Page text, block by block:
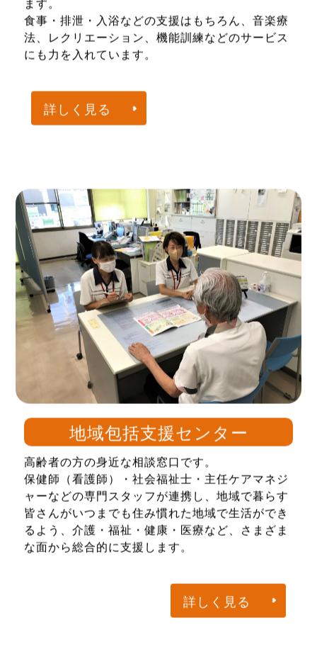
ます。
食事・排泄・入浴などの支援はもちろん、音楽療
法、レクリエーション、機能訓練などのサービス
にも力を入れています。
詳しく見る
地域包括支援センター
高齢者の方の身近な相談窓口です。
保健師（看護師）・社会福祉士・主任ケアマネジ
ャーなどの専門スタッフが連携し、地域で暮らす
皆さんがいつまでも住み慣れた地域で生活ができ
るよう、介護・福祉・健康・医療など、さまざま
な面から総合的に支援します。
詳しく見る